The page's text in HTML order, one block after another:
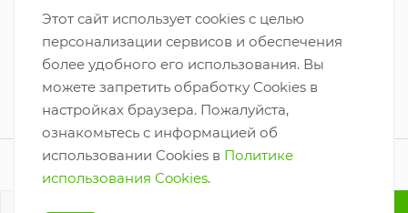
Этот сайт использует cookies с целью
персонализации сервисов и обеспечения
более удобного его использования. Вы
можете запретить обработку Cookies в
настройках браузера. Пожалуйста,
ознакомьтесь с информацией об
использовании Cookies в Политике
использования Cookies.